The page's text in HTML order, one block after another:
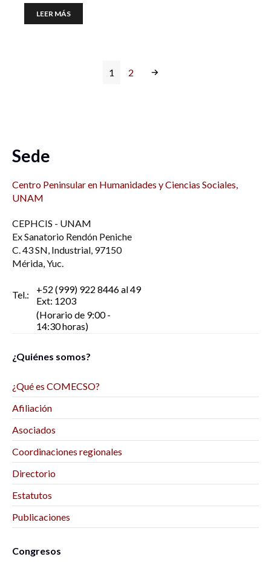
LEER MÁS
1 2
Sede
Centro Peninsular en Humanidades y Ciencias Sociales,
UNAM
CEPHCIS - UNAM
Ex Sanatorio Rendón Peniche
C. 43 SN, Industrial, 97150
Mérida, Yuc.
Tel.:
+52 (999) 922 8446 al 49
Ext: 1203
(Horario de 9:00 -
14:30 horas)
¿Quiénes somos?
¿Qué es COMECSO?
Afiliación
Asociados
Coordinaciones regionales
Directorio
Estatutos
Publicaciones
Congresos